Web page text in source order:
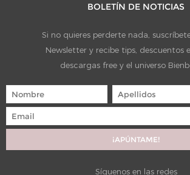
BOLETÍN DE NOTICIAS
Si no quieres perderte nada,
Newsletter y recibe tips, descuentos
descargas free y el universo
Síguenos en las redes